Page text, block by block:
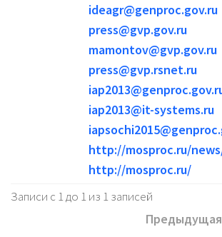
ideagr@genproc.gov.ru
press@gvp.gov.ru
mamontov@gvp.gov.ru
press@gvp.rsnet.ru
iap2013@it-systems.ru
http://mosproc.ru/
http://mosproc.ru/
Записи с 1 до 1 из 1 записей
Предыдущая